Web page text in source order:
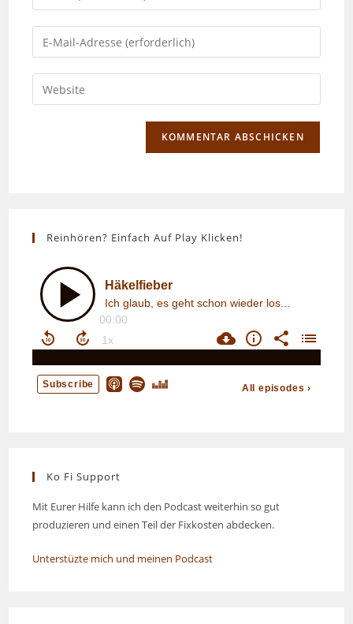
deinen
Namen
oder
zum
Kommentieren
Gib
deine
E-
Mail-
Gib
deine
Reinhören? Einfach Auf Play Klicken!
Ko Fi Support
Mit Eurer Hilfe kann ich den Podcast weiterhin so gut
produzieren und einen Teil der Fixkosten abdecken.
Unterstüzte mich und meinen Podcast